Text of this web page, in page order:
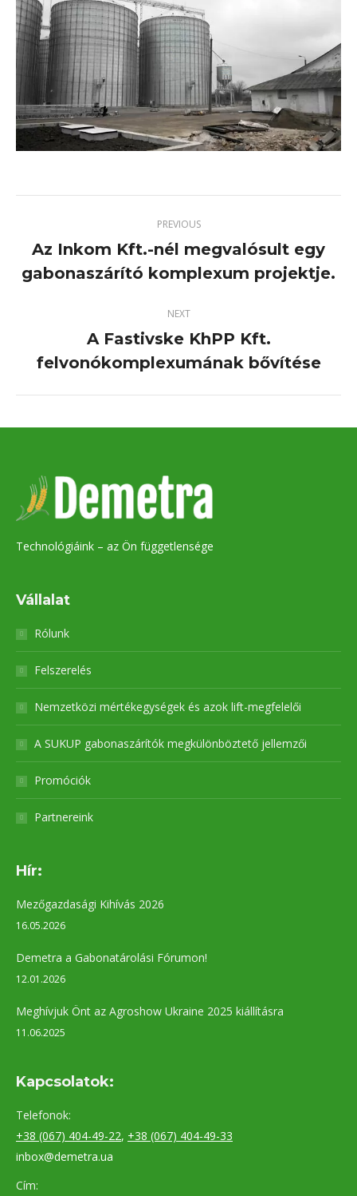
PREVIOUS
Previous
project:
Az Inkom Kft.-nél megvalósult egy
gabonaszárító komplexum projektje.
NEXT
Next
project:
A Fastivske KhPP Kft.
felvonókomplexumának bővítése
Technológiáink – az Ön függetlensége
Vállalat
Rólunk
Felszerelés
Nemzetközi mértékegységek és azok lift-megfelelői
A SUKUP gabonaszárítók megkülönböztető jellemzői
Promóciók
Partnereink
Hír:
Mezőgazdasági Kihívás 2026
16.05.2026
Demetra a Gabonatárolási Fórumon!
12.01.2026
Meghívjuk Önt az Agroshow Ukraine 2025 kiállításra
11.06.2025
Kapcsolatok:
Telefonok:
+38 (067) 404-49-22, +38 (067) 404-49-33
inbox@demetra.ua
Cím: